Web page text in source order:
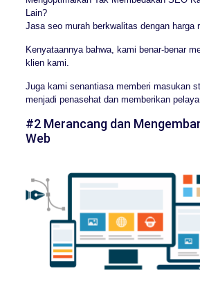
Lain?
Jasa seo murah berkwalitas dengan harga
Kenyataannya bahwa, kami benar-benar
klien kami.
Juga kami senantiasa memberi masukan
menjadi penasehat dan memberikan
#2 Merancang dan
Web